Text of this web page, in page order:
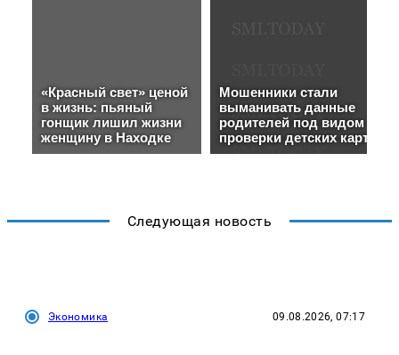
Следующая новость
Экономика 09.08.2026, 07:17